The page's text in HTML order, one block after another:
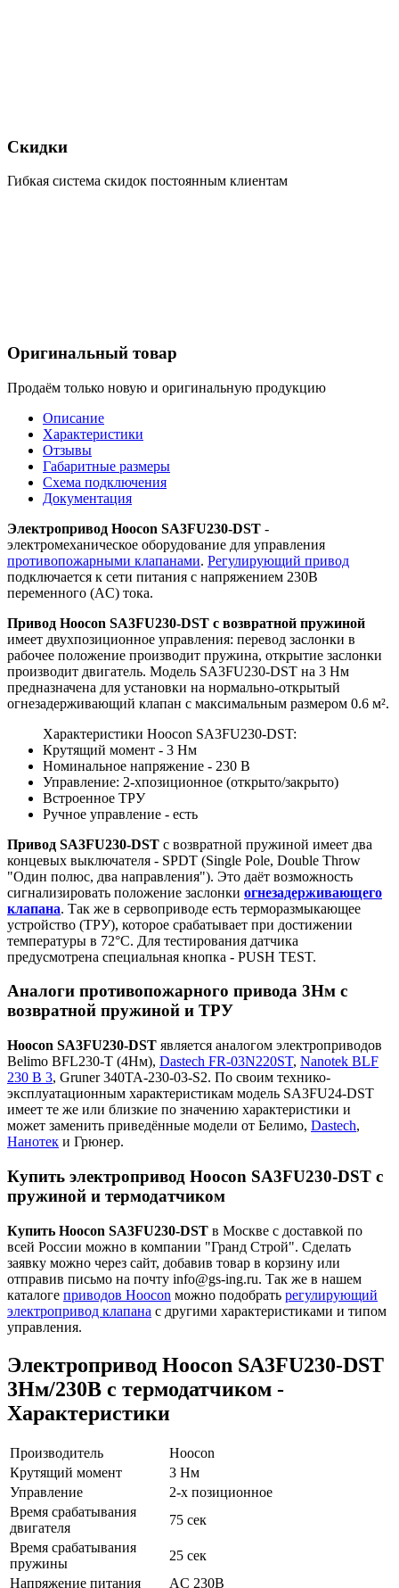
Скидки
Гибкая система скидок постоянным клиентам
Оригинальный товар
Продаём только новую и оригинальную продукцию
Описание
Характеристики
Отзывы
Габаритные размеры
Схема подключения
Документация
Электропривод Hoocon SA3FU230-DST -
электромеханическое оборудование для управления
противопожарными клапанами. Регулирующий привод
подключается к сети питания с напряжением 230В
переменного (AC) тока.
Привод Hoocon SA3FU230-DST с возвратной пружиной
имеет двухпозиционное управления: перевод заслонки в
рабочее положение производит пружина, открытие заслонки
производит двигатель. Модель SA3FU230-DST на 3 Нм
предназначена для установки на нормально-открытый
огнезадерживающий клапан с максимальным размером 0.6 м².
Характеристики Hoocon SA3FU230-DST:
Крутящий момент - 3 Нм
Номинальное напряжение - 230 В
Управление: 2-хпозиционное (открыто/закрыто)
Встроенное ТРУ
Ручное управление - есть
Привод SA3FU230-DST с возвратной пружиной имеет два
концевых выключателя - SPDT (Single Pole, Double Throw
"Один полюс, два направления"). Это даёт возможность
сигнализировать положение заслонки огнезадерживающего
клапана. Так же в сервоприводе есть терморазмыкающее
устройство (ТРУ), которое срабатывает при достижении
температуры в 72°С. Для тестирования датчика
предусмотрена специальная кнопка - PUSH TEST.
Аналоги противопожарного привода 3Нм с
возвратной пружиной и ТРУ
Hoocon SA3FU230-DST является аналогом электроприводов
Belimo BFL230-T (4Нм), Dastech FR-03N220ST, Nanotek BLF
230 B 3, Gruner 340TA-230-03-S2. По своим технико-
эксплуатационным характеристикам модель SA3FU24-DST
имеет те же или близкие по значению характеристики и
может заменить приведённые модели от Белимо, Dastech,
Нанотек и Грюнер.
Купить электропривод Hoocon SA3FU230-DST с
пружиной и термодатчиком
Купить Hoocon SA3FU230-DST в Москве с доставкой по
всей России можно в компании "Гранд Строй". Сделать
заявку можно через сайт, добавив товар в корзину или
отправив письмо на почту info@gs-ing.ru. Так же в нашем
каталоге приводов Hoocon можно подобрать регулирующий
электропривод клапана с другими характеристиками и типом
управления.
Электропривод Hoocon SA3FU230-DST
3Нм/230В с термодатчиком -
Характеристики
Производитель
Hoocon
Крутящий момент
3 Нм
Управление
2-х позиционное
Время срабатывания
двигателя
75 сек
Время срабатывания
пружины
25 сек
Напряжение питания
AC 230В